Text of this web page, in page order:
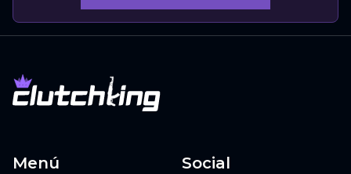
Menú Social